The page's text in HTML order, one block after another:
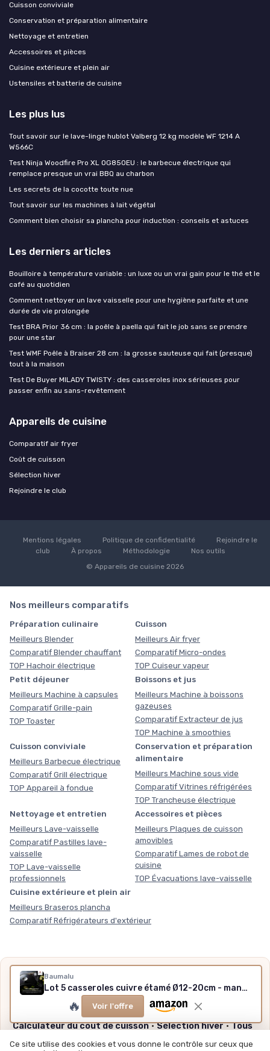
Baumalu
Lot 5 casseroles cuivre étamé Ø12-20cm - manches fonte - Gaz - Made in Alsace
🔥 Voir l'offre
Cuisson conviviale
Conservation et préparation alimentaire
Nettoyage et entretien
Accessoires et pièces
Cuisine extérieure et plein air
Ustensiles et batterie de cuisine
Les plus lus
Tout savoir sur le lave-linge hublot Valberg 12 kg modèle WF 1214 A
W566C
Test Ninja Woodfire Pro XL OG850EU : le barbecue électrique qui
remplace presque un vrai BBQ au charbon
Les secrets de la cocotte toute nue
Tout savoir sur les machines à lait végétal
Comment bien choisir sa plancha pour induction : conseils et astuces
Les derniers articles
Bouilloire à température variable : un luxe ou un vrai gain pour le thé et le
café au quotidien
Comment nettoyer un lave vaisselle pour une hygiène parfaite et une
durée de vie prolongée
Test BRA Prior 36 cm : la poêle à paella qui fait le job sans se prendre
pour une star
Test WMF Poêle à Braiser 28 cm : la grosse sauteuse qui fait (presque)
tout à la maison
Test De Buyer MILADY TWISTY : des casseroles inox sérieuses pour
passer enfin au sans-revêtement
Appareils de cuisine
Comparatif air fryer
Coût de cuisson
Sélection hiver
Rejoindre le club
Mentions légales Politique de confidentialité
Rejoindre le
club
À propos Méthodologie
Nos outils
© Appareils de cuisine 2026
Nos meilleurs comparatifs
Préparation culinaire
Meilleurs Blender
Comparatif Blender chauffant
TOP Hachoir électrique
Cuisson
Meilleurs Air fryer
Comparatif Micro-ondes
TOP Cuiseur vapeur
Petit déjeuner
Meilleurs Machine à capsules
Comparatif Grille-pain
TOP Toaster
Boissons et jus
Meilleurs Machine à boissons
gazeuses
Comparatif Extracteur de jus
TOP Machine à smoothies
Cuisson conviviale
Meilleurs Barbecue électrique
Comparatif Grill électrique
TOP Appareil à fondue
Conservation et préparation
alimentaire
Meilleurs Machine sous vide
Comparatif Vitrines réfrigérées
TOP Trancheuse électrique
Nettoyage et entretien
Meilleurs Lave-vaisselle
Comparatif Pastilles lave-
vaisselle
TOP Lave-vaisselle
professionnels
Accessoires et pièces
Meilleurs Plaques de cuisson
amovibles
Comparatif Lames de robot de
cuisine
TOP Évacuations lave-vaisselle
Cuisine extérieure et plein air
Meilleurs Braseros plancha
Comparatif Réfrigérateurs d'extérieur
Nos outils gratuits
Des chiffres plutôt que des impressions, sans inscription,
méthode et sources expliquées.
Calculateur du coût de cuisson·Sélection hiver·Tous
nos outils
Ce site utilise des cookies et vous donne le contrôle sur ceux que